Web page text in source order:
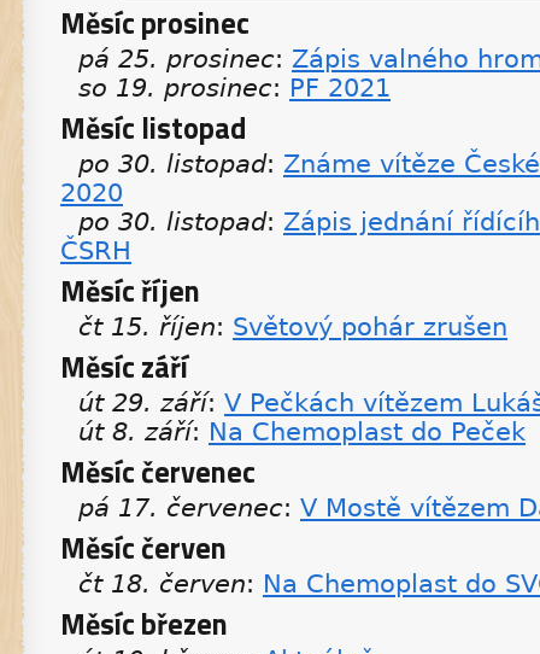
Měsíc prosinec
pá 25. prosinec: Zápis valného
so 19. prosinec: PF 2021
Měsíc listopad
po 30. listopad: Známe vítěze
2020
po 30. listopad: Zápis jednání
ČSRH
Měsíc říjen
čt 15. říjen: Světový pohár zrušen
Měsíc září
út 29. září: V Pečkách vítězem
út 8. září: Na Chemoplast do Peček
Měsíc červenec
pá 17. červenec: V Mostě vítězem
Měsíc červen
čt 18. červen: Na Chemoplast do
Měsíc březen